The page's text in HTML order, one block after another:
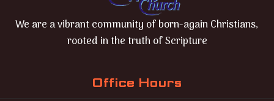
We are a vibrant community of born-again Christians,
rooted in the truth of Scripture
Office Hours